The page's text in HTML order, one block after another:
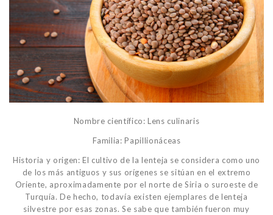
Nombre científico: Lens culinaris
Familia: Papillionáceas
Historia y origen: El cultivo de la lenteja se considera como uno
de los más antiguos y sus orígenes se sitúan en el extremo
Oriente, aproximadamente por el norte de Siria o suroeste de
Turquía. De hecho, todavía existen ejemplares de lenteja
silvestre por esas zonas. Se sabe que también fueron muy